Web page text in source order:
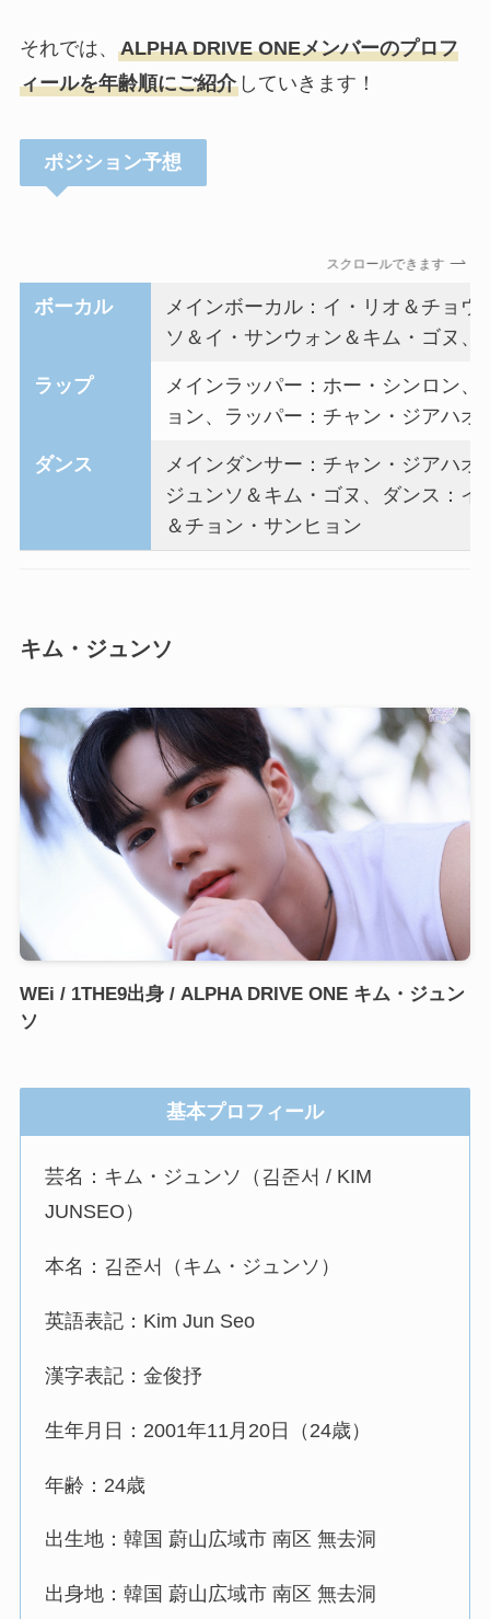
それでは、 ALPHA DRIVE ONEメンバーのプロフ
ィールを年齢順にご紹介していきます！
ポジション予想
スクロールできます
ボーカル
メインボーカル：イ・リオ＆チョ
ソ＆イ・サンウォン＆キム・ゴヌ
ラップ
メインラッパー：ホー・シンロン
ョン、ラッパー：チャン・ジアハオ
ダンス
メインダンサー：チャン・ジアハ
ジュンソ＆キム・ゴヌ、ダンス：
＆チョン・サンヒョン
キム・ジュンソ
WEi / 1THE9出身 / ALPHA DRIVE ONE キム・ジュン
ソ
基本プロフィール
芸名：キム・ジュンソ（김준서 / KIM
JUNSEO）
本名：김준서（キム・ジュンソ）
英語表記：Kim Jun Seo
漢字表記：金俊抒
生年月日：2001年11月20日（24歳）
年齢：24歳
出生地：韓国 蔚山広域市 南区 無去洞
出身地：韓国 蔚山広域市 南区 無去洞